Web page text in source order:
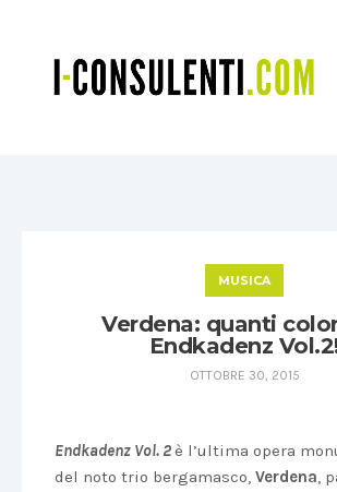
MUSICA
Verdena: quanti
Endkadenz
OTTOBRE 30, 2015
Endkadenz Vol. 2è l’ultima opera
del noto trio bergamasco, Verdena,